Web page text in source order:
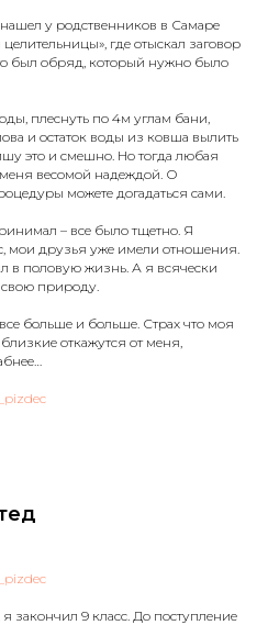
у родственников в Самаре
где отыскал заговор
был обряд, который нужно было
плеснуть по 4м углам бани,
и остаток воды из ковша вылить
это и смешно. Но тогда любая
весомой надеждой. О
можете догадаться сами.
– все было тщетно. Я
мои друзья уже имели отношения.
в половую жизнь. А я всячески
свою природу.
больше и больше. Страх что моя
откажутся от меня,
я закончил 9 класс. До поступление